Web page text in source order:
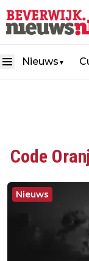
Nieuws ▼
Code
Nieuws